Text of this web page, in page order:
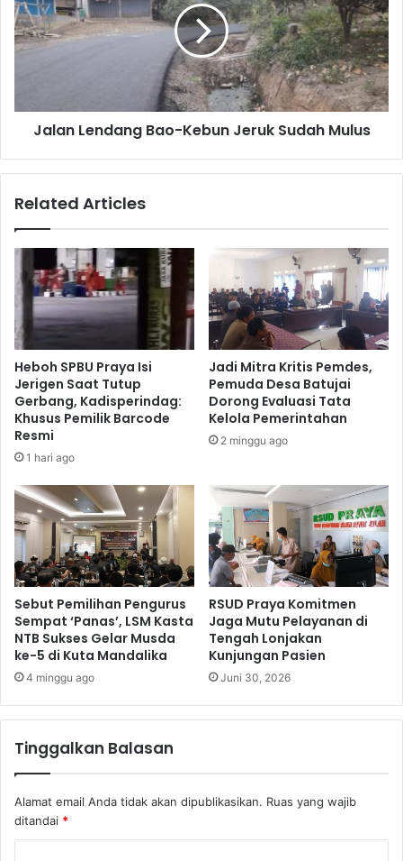
Jalan Lendang Bao-Kebun Jeruk Sudah Mulus
Related Articles
Heboh SPBU Praya Isi
Jerigen Saat Tutup
Gerbang, Kadisperindag:
Khusus Pemilik Barcode
Resmi
1 hari ago
Jadi Mitra Kritis Pemdes,
Pemuda Desa Batujai
Dorong Evaluasi Tata
Kelola Pemerintahan
2 minggu ago
Sebut Pemilihan Pengurus
Sempat ‘Panas’, LSM Kasta
NTB Sukses Gelar Musda
ke-5 di Kuta Mandalika
4 minggu ago
RSUD Praya Komitmen
Jaga Mutu Pelayanan di
Tengah Lonjakan
Kunjungan Pasien
Juni 30, 2026
Tinggalkan Balasan
Alamat email Anda tidak akan dipublikasikan. Ruas yang wajib
ditandai *